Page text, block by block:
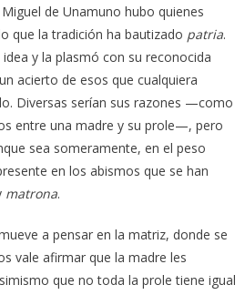
de Unamuno hubo quienes
que la tradición ha bautizado patria.
y la plasmó con su reconocida
acierto de esos que cualquiera
Diversas serían sus razones —como
entre una madre y su prole—, pero
sea someramente, en el peso
en los abismos que se han
matrona.
a pensar en la matriz, donde se
vale afirmar que la madre les
que no toda la prole tiene igual